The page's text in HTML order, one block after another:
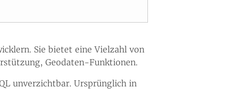
Sie bietet eine Vielzahl von
Geodaten-Funktionen.
unverzichtbar. Ursprünglich in